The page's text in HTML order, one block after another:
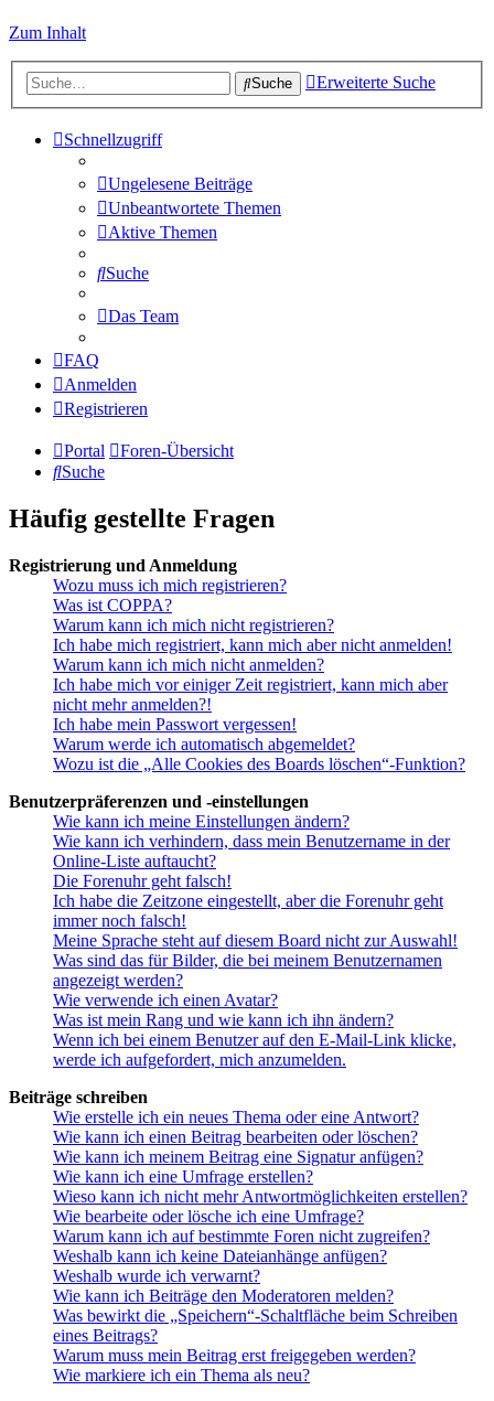
Zum Inhalt
Suche Erweiterte Suche
Schnellzugriff
Ungelesene Beiträge
Unbeantwortete Themen
Aktive Themen
Suche
Das Team
FAQ
Anmelden
Registrieren
Portal
Foren-Übersicht
Suche
Häufig gestellte Fragen
Registrierung und Anmeldung
Wozu muss ich mich registrieren?
Was ist COPPA?
Warum kann ich mich nicht registrieren?
Ich habe mich registriert, kann mich aber nicht anmelden!
Warum kann ich mich nicht anmelden?
Ich habe mich vor einiger Zeit registriert, kann mich aber
nicht mehr anmelden?!
Ich habe mein Passwort vergessen!
Warum werde ich automatisch abgemeldet?
Wozu ist die „Alle Cookies des Boards löschen“-Funktion?
Benutzerpräferenzen und -einstellungen
Wie kann ich meine Einstellungen ändern?
Wie kann ich verhindern, dass mein Benutzername in der
Online-Liste auftaucht?
Die Forenuhr geht falsch!
Ich habe die Zeitzone eingestellt, aber die Forenuhr geht
immer noch falsch!
Meine Sprache steht auf diesem Board nicht zur Auswahl!
Was sind das für Bilder, die bei meinem Benutzernamen
angezeigt werden?
Wie verwende ich einen Avatar?
Was ist mein Rang und wie kann ich ihn ändern?
Wenn ich bei einem Benutzer auf den E-Mail-Link klicke,
werde ich aufgefordert, mich anzumelden.
Beiträge schreiben
Wie erstelle ich ein neues Thema oder eine Antwort?
Wie kann ich einen Beitrag bearbeiten oder löschen?
Wie kann ich meinem Beitrag eine Signatur anfügen?
Wie kann ich eine Umfrage erstellen?
Wieso kann ich nicht mehr Antwortmöglichkeiten erstellen?
Wie bearbeite oder lösche ich eine Umfrage?
Warum kann ich auf bestimmte Foren nicht zugreifen?
Weshalb kann ich keine Dateianhänge anfügen?
Weshalb wurde ich verwarnt?
Wie kann ich Beiträge den Moderatoren melden?
Was bewirkt die „Speichern“-Schaltfläche beim Schreiben
eines Beitrags?
Warum muss mein Beitrag erst freigegeben werden?
Wie markiere ich ein Thema als neu?